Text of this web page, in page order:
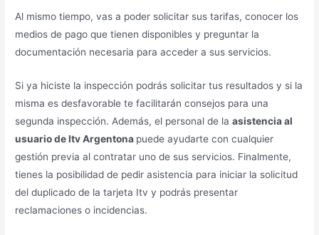
Al mismo tiempo, vas a poder solicitar sus tarifas, conocer los
medios de pago que tienen disponibles y preguntar la
documentación necesaria para acceder a sus servicios.
Si ya hiciste la inspección podrás solicitar tus resultados y si la
misma es desfavorable te facilitarán consejos para una
segunda inspección. Además, el personal de laasistencia al
usuario de Itv Argentona puede ayudarte con cualquier
gestión previa al contratar uno de sus servicios. Finalmente,
tienes la posibilidad de pedir asistencia para iniciar la solicitud
del duplicado de la tarjeta Itv y podrás presentar
reclamaciones o incidencias.